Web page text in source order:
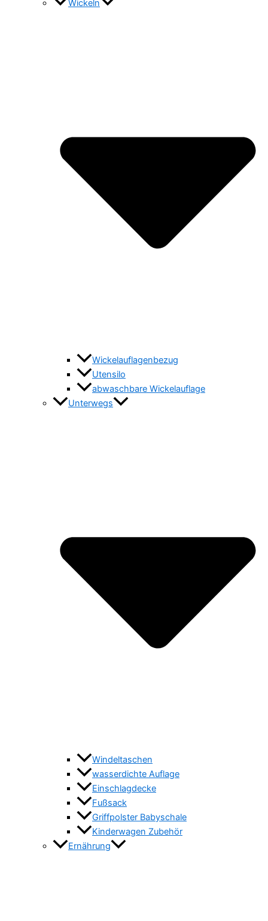
Wickeln
Wickelauflagenbezug
Utensilo
abwaschbare Wickelauflage
Unterwegs
Windeltaschen
wasserdichte Auflage
Einschlagdecke
Fußsack
Griffpolster Babyschale
Kinderwagen Zubehör
Ernährung